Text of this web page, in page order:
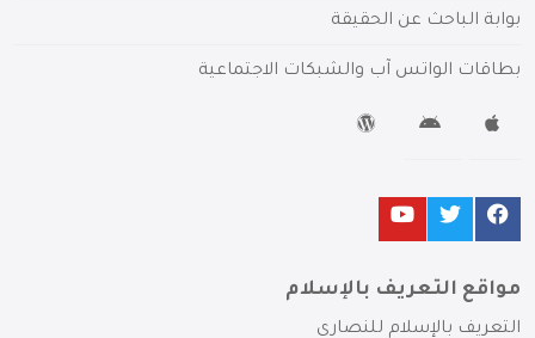
بوابة الباحث عن الحقيقة
بطاقات الواتس آب والشبكات الاجتماعية
مواقع التعريف بالإسلام
التعريف بالإسلام للنصارى